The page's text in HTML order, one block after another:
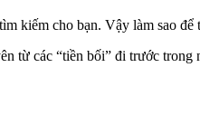
kiếm cho bạn. Vậy làm sao
từ các “tiền bối” đi trước